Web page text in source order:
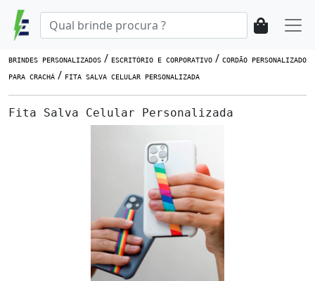
BRINDES PERSONALIZADOS / ESCRITÓRIO E CORPORATIVO / CORDÃO PERSONALIZADO
PARA CRACHÁ / FITA SALVA CELULAR PERSONALIZADA
Fita Salva Celular Personalizada